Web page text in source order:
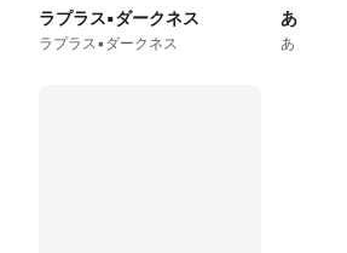
ラプラス▪️ダークネス
ラプラス▪️ダークネス
あ
あ